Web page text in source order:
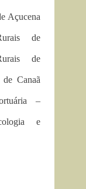
Açucena
de
de
Canaã
–
e